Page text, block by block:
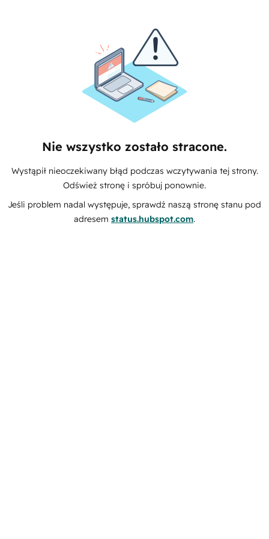
Nie wszystko zostało stracone.
Wystąpił nieoczekiwany błąd podczas wczytywania tej strony.
Odśwież stronę i spróbuj ponownie.
Jeśli problem nadal występuje, sprawdź naszą stronę stanu pod
adresem status.hubspot.com.